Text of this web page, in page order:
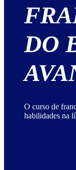
DO
O curso de
habilidades na